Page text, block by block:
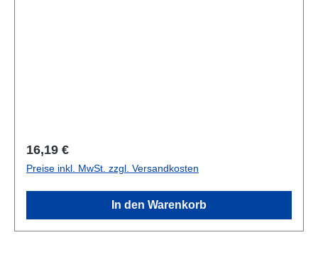
Regulärer Preis:
16,19 €
Preise inkl. MwSt. zzgl. Versandkosten
In den Warenkorb